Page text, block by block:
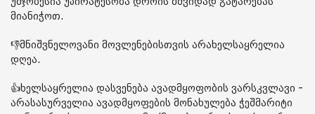
მიანიჭოთ.
👎მნიშვნელოვანი მოვლენებისთვის არახელსაყრელია
დღეა.
👍ხელსაყრელია დასვენება ავადმყოფობის ვარსკვლავი -
არასასურველია ავადმყოფების მონახულება ჭეშმარიტი